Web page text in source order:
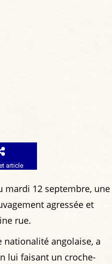
article
mardi 12 septembre, une
agressée et
rue.
nationalité angolaise, a
lui faisant un croche-